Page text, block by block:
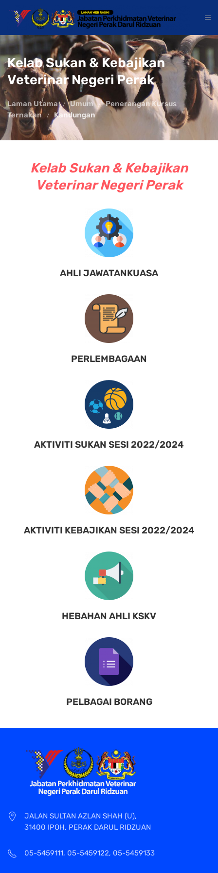
Kelab Sukan & Kebajikan
Veterinar Negeri Perak
Laman Utama Umum
Penerangan Kursus
Ternakan
Kandungan
Kelab Sukan & Kebajikan
Veterinar Negeri Perak
AHLI JAWATANKUASA
PERLEMBAGAAN
AKTIVITI SUKAN SESI 2022/2024
AKTIVITI KEBAJIKAN SESI 2022/2024
HEBAHAN AHLI KSKV
PELBAGAI BORANG
JALAN SULTAN AZLAN SHAH (U),
31400 IPOH, PERAK DARUL RIDZUAN
05-5459111, 05-5459122, 05-5459133